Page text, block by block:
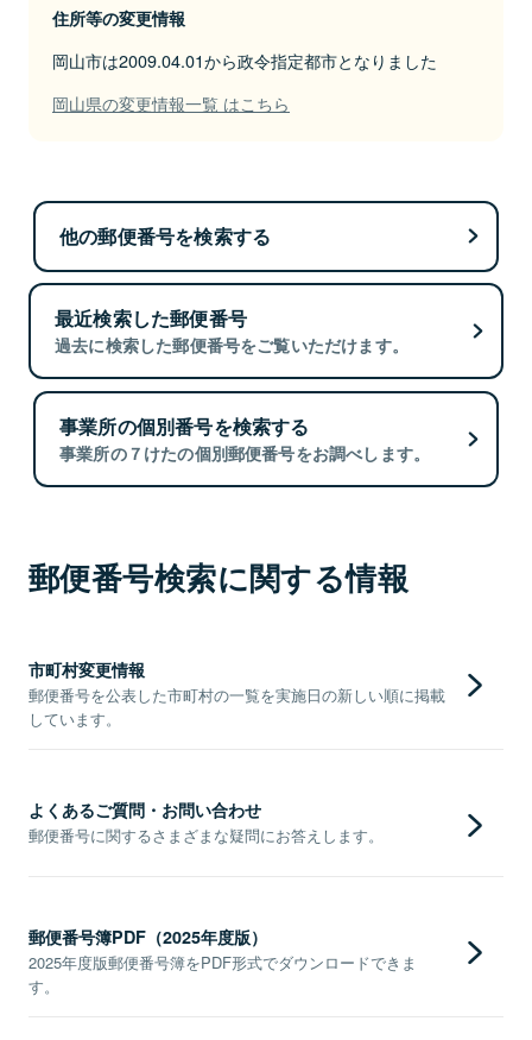
住所等の変更情報
岡山市は2009.04.01から政令指定都市となりました
岡山県の変更情報一覧 はこちら
他の郵便番号を検索する
最近検索した郵便番号
過去に検索した郵便番号をご覧いただけます。
事業所の個別番号を検索する
事業所の７けたの個別郵便番号をお調べします。
郵便番号検索に関する情報
市町村変更情報
郵便番号を公表した市町村の一覧を実施日の新しい順に掲載
しています。
よくあるご質問・お問い合わせ
郵便番号に関するさまざまな疑問にお答えします。
郵便番号簿PDF（2025年度版）
2025年度版郵便番号簿をPDF形式でダウンロードできま
す。